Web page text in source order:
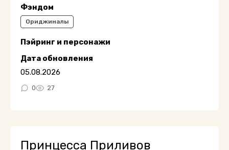
Фэндом
Ориджиналы
Пэйринг и персонажи
Дата обновления
05.08.2026
0 27
Принцесса Приливов